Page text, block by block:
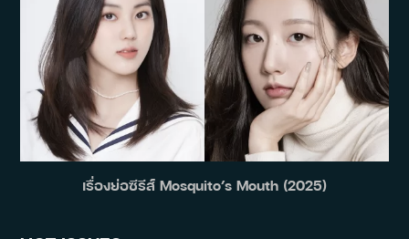
เรื่องย่อซีรีส์ Mosquito’s Mouth (2025)